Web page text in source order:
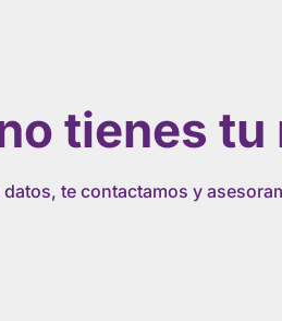
tienes
te contactamos y